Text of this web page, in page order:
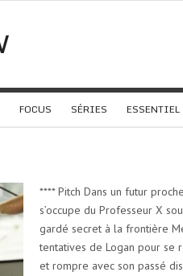
FOCUS SÉRIES ESSENTIEL
**** Pitch Dans un futur
s’occupe du Professeur X
gardé secret à la frontière
tentatives de Logan pour se
et rompre avec son passé